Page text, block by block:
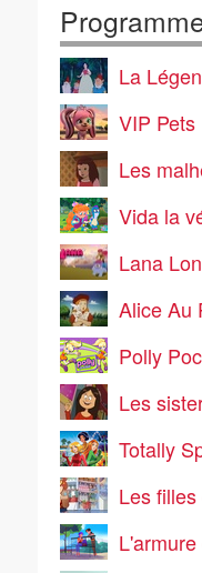
La
VIP Pets
Les
Vida la
Lana
Alice Au
Polly
Les
Totally
Les